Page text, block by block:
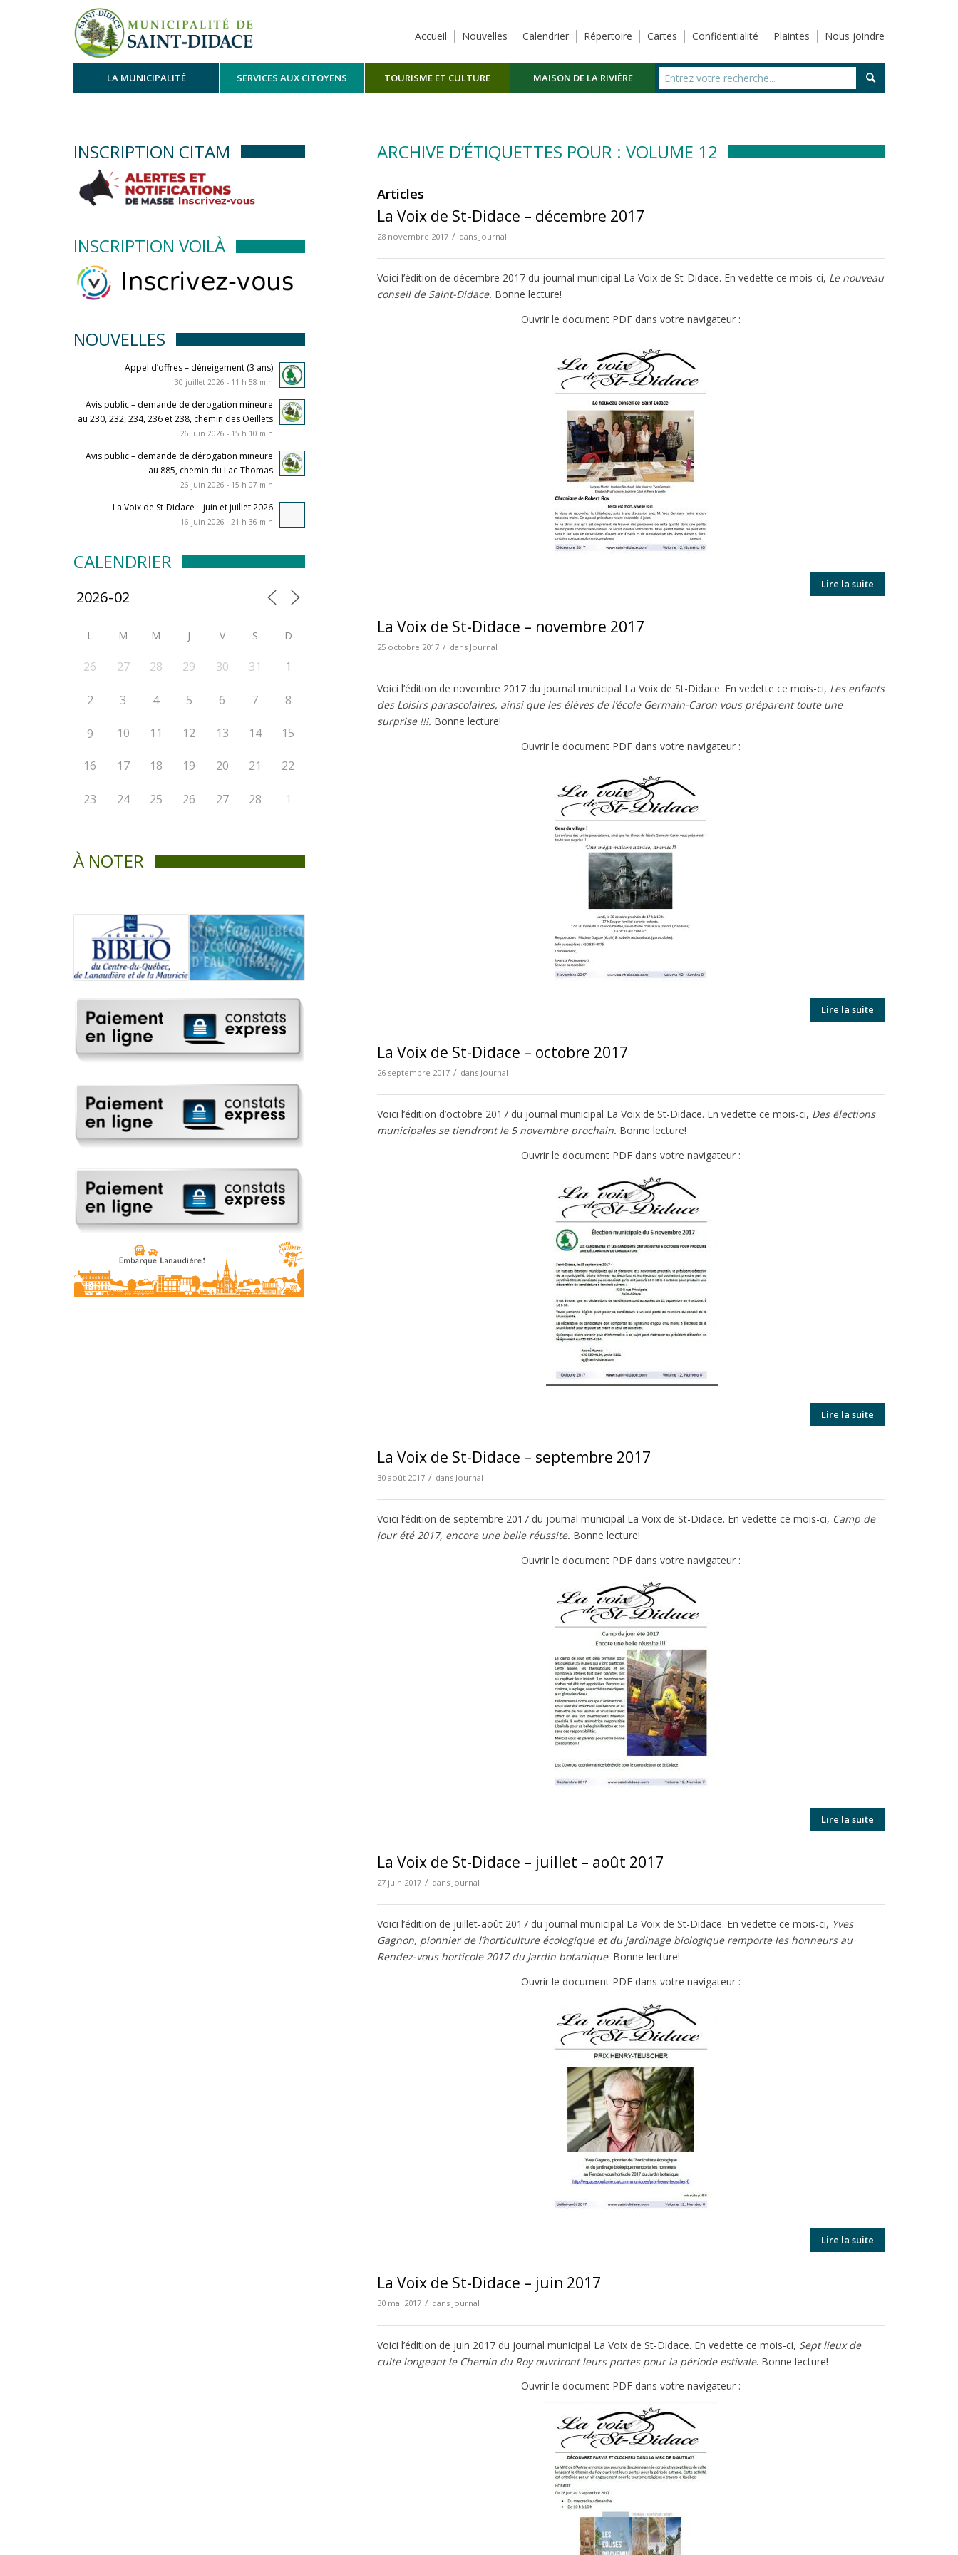
Accueil Nouvelles Calendrier Répertoire Cartes Confidentialité Plaintes Nous joindre
LA MUNICIPALITÉ SERVICES AUX CITOYENS TOURISME ET CULTURE MAISON DE LA RIVIÈRE
ARCHIVE D’ÉTIQUETTES POUR : VOLUME 12
Articles
La Voix de St-Didace – décembre 2017
28 novembre 2017 / dans Journal
Voici l’édition de décembre 2017 du journal municipal La Voix de St-Didace. En vedette ce mois-ci, Le nouveau
conseil de Saint-Didace. Bonne lecture!
Ouvrir le document PDF dans votre navigateur :
Lire la suite
La Voix de St-Didace – novembre 2017
25 octobre 2017 / dans Journal
Voici l’édition de novembre 2017 du journal municipal La Voix de St-Didace. En vedette ce mois-ci, Les enfants
des Loisirs parascolaires, ainsi que les élèves de l’école Germain-Caron vous préparent toute une
surprise !!!. Bonne lecture!
Ouvrir le document PDF dans votre navigateur :
Lire la suite
La Voix de St-Didace – octobre 2017
26 septembre 2017 / dans Journal
Voici l’édition d’octobre 2017 du journal municipal La Voix de St-Didace. En vedette ce mois-ci, Des élections
municipales se tiendront le 5 novembre prochain. Bonne lecture!
Ouvrir le document PDF dans votre navigateur :
Lire la suite
La Voix de St-Didace – septembre 2017
30 août 2017 / dans Journal
Voici l’édition de septembre 2017 du journal municipal La Voix de St-Didace. En vedette ce mois-ci, Camp de
jour été 2017, encore une belle réussite. Bonne lecture!
Ouvrir le document PDF dans votre navigateur :
Lire la suite
La Voix de St-Didace – juillet – août 2017
27 juin 2017 / dans Journal
Voici l’édition de juillet-août 2017 du journal municipal La Voix de St-Didace. En vedette ce mois-ci, Yves
Gagnon, pionnier de l’horticulture écologique et du jardinage biologique remporte les honneurs au
Rendez-vous horticole 2017 du Jardin botanique. Bonne lecture!
Ouvrir le document PDF dans votre navigateur :
Lire la suite
La Voix de St-Didace – juin 2017
30 mai 2017 / dans Journal
Voici l’édition de juin 2017 du journal municipal La Voix de St-Didace. En vedette ce mois-ci, Sept lieux de
culte longeant le Chemin du Roy ouvriront leurs portes pour la période estivale. Bonne lecture!
Ouvrir le document PDF dans votre navigateur :
INSCRIPTION CITAM
INSCRIPTION VOILÀ
NOUVELLES
Appel d’offres – déneigement (3 ans)
30 juillet 2026 - 11 h 58 min
Avis public – demande de dérogation mineure
au 230, 232, 234, 236 et 238, chemin des Oeillets
26 juin 2026 - 15 h 10 min
Avis public – demande de dérogation mineure
au 885, chemin du Lac-Thomas
26 juin 2026 - 15 h 07 min
La Voix de St-Didace – juin et juillet 2026
16 juin 2026 - 21 h 36 min
CALENDRIER
L M M J V S D
26 27 28 29 30 31 1
2 3 4 5 6 7 8
9 10 11 12 13 14 15
16 17 18 19 20 21 22
23 24 25 26 27 28 1
À NOTER